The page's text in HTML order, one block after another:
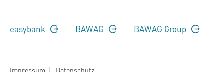
easybank BAWAG BAWAG Group
Impressum | Datenschutz